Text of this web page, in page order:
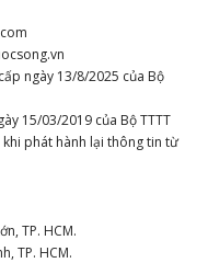
ngày 13/8/2025 của Bộ
15/03/2019 của Bộ TTTT
phát hành lại thông tin từ
TP. HCM.
TP. HCM.